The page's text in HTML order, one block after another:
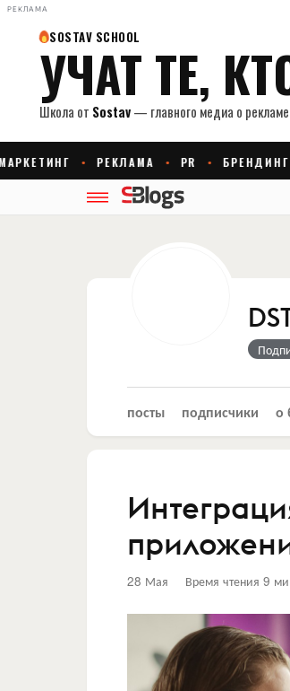
РЕКЛАМА
посты подписчики о
28 Мая Время чтения 9